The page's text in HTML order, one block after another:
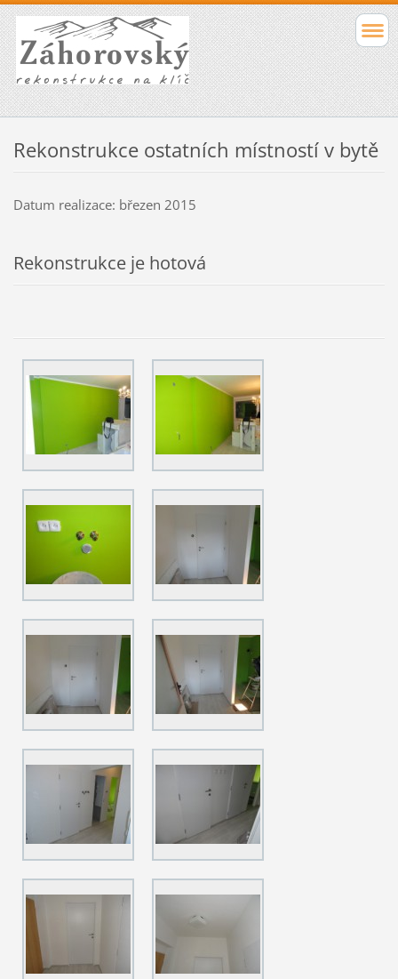
Rekonstrukce ostatních místností v bytě
Datum realizace: březen 2015
Rekonstrukce je hotová